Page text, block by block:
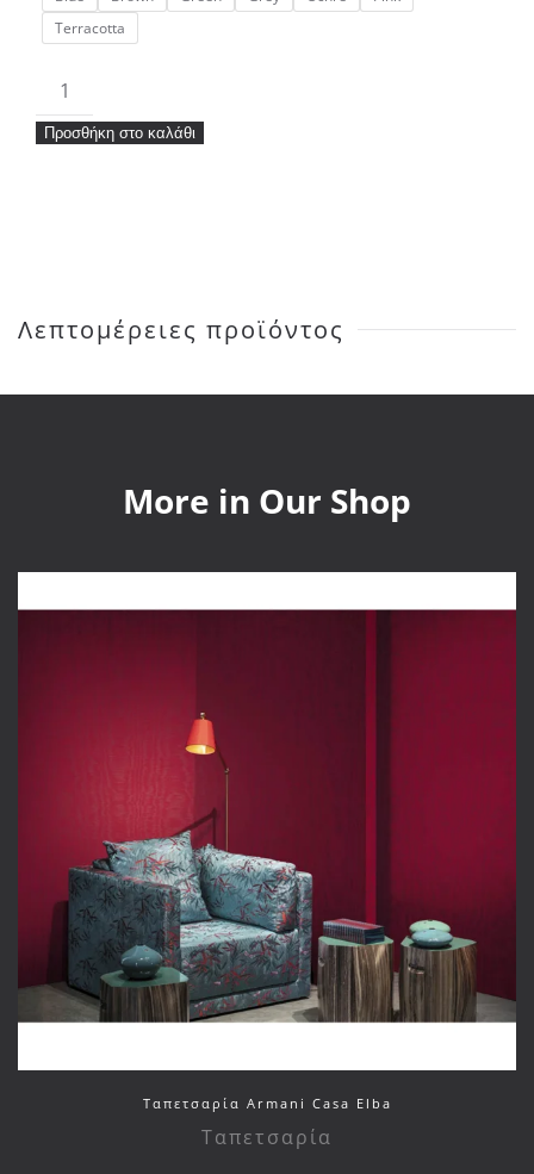
Terracotta
Ταπετσαρία
Eijffinger
Twist
Προσθήκη στο καλάθι
Λεπτομέρειες προϊόντος
More in Our Shop
Ταπετσαρία Armani Casa Elba
Ταπετσαρία